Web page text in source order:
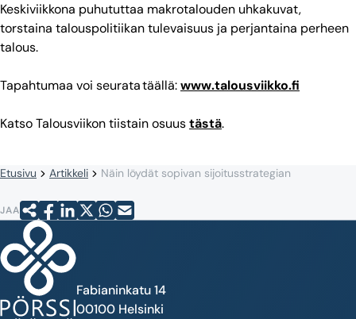
Keskiviikkona puhututtaa makrotalouden uhkakuvat,
torstaina talouspolitiikan tulevaisuus ja perjantaina perheen
talous.
Tapahtumaa voi seurata täällä:www.talousviikko.fi
Katso Talousviikon tiistain osuustästä.
Etusivu Artikkeli Näin löydät sopivan sijoitusstrategian
JAA
Fabianinkatu 14
00100 Helsinki